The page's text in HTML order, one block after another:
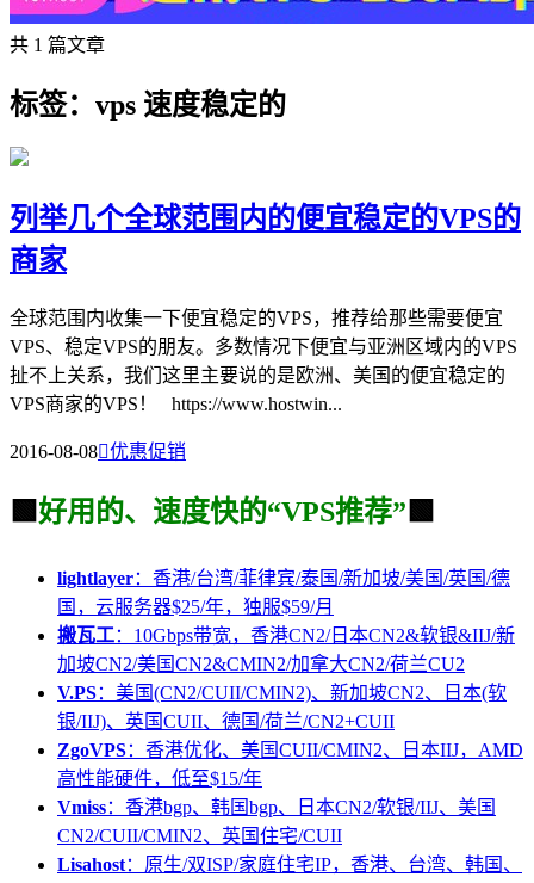
共 1 篇文章
标签：vps 速度稳定的
列举几个全球范围内的便宜稳定的VPS的
商家
全球范围内收集一下便宜稳定的VPS，推荐给那些需要便宜
VPS、稳定VPS的朋友。多数情况下便宜与亚洲区域内的VPS
扯不上关系，我们这里主要说的是欧洲、美国的便宜稳定的
VPS商家的VPS！ https://www.hostwin...
2016-08-08优惠促销
🟩 好用的、速度快的“VPS推荐” 🟩
lightlayer：香港/台湾/菲律宾/泰国/新加坡/美国/英国/德
国，云服务器$25/年，独服$59/月
搬瓦工：10Gbps带宽，香港CN2/日本CN2&软银&IIJ/新
加坡CN2/美国CN2&CMIN2/加拿大CN2/荷兰CU2
V.PS：美国(CN2/CUII/CMIN2)、新加坡CN2、日本(软
银/IIJ)、英国CUII、德国/荷兰/CN2+CUII
ZgoVPS：香港优化、美国CUII/CMIN2、日本IIJ，AMD
高性能硬件，低至$15/年
Vmiss：香港bgp、韩国bgp、日本CN2/软银/IIJ、美国
CN2/CUII/CMIN2、英国住宅/CUII
Lisahost：原生/双ISP/家庭住宅IP，香港、台湾、韩国、